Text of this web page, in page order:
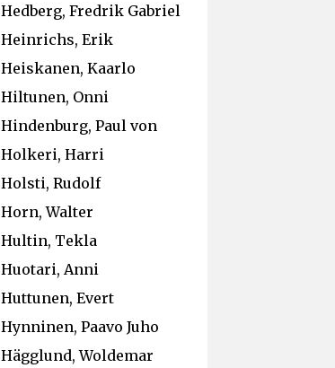
Hedberg, Fredrik Gabriel
Heinrichs, Erik
Heiskanen, Kaarlo
Hiltunen, Onni
Hindenburg, Paul von
Holkeri, Harri
Holsti, Rudolf
Horn, Walter
Hultin, Tekla
Huotari, Anni
Huttunen, Evert
Hynninen, Paavo Juho
Hägglund, Woldemar